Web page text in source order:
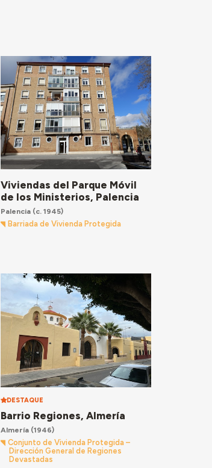
Viviendas del Parque Móvil
de los Ministerios, Palencia
Palencia(c. 1945)
Barriada de Vivienda Protegida
DESTAQUE
Barrio Regiones, Almería
Almería(1946)
Conjunto de Vivienda Protegida –
Dirección General de Regiones
Devastadas